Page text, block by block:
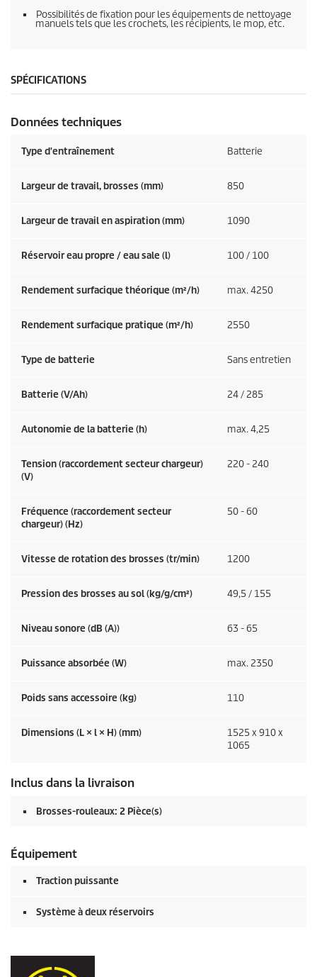
Possibilités de fixation pour les équipements de nettoyage
manuels tels que les crochets, les récipients, le mop, etc.
SPÉCIFICATIONS
Données techniques
Type d'entraînement Batterie
Largeur de travail, brosses (mm) 850
Largeur de travail en aspiration (mm) 1090
Réservoir eau propre / eau sale (l) 100 / 100
Rendement surfacique théorique (m²/h) max. 4250
Rendement surfacique pratique (m²/h) 2550
Type de batterie Sans entretien
Batterie (V/Ah) 24 / 285
Autonomie de la batterie (h) max. 4,25
Tension (raccordement secteur chargeur)
(V)
220 - 240
Fréquence (raccordement secteur
chargeur) (Hz)
50 - 60
Vitesse de rotation des brosses (tr/min) 1200
Pression des brosses au sol (kg/g/cm²) 49,5 / 155
Niveau sonore (dB (A)) 63 - 65
Puissance absorbée (W) max. 2350
Poids sans accessoire (kg) 110
Dimensions (L × l × H) (mm)
1525 x 910 x
1065
Inclus dans la livraison
Brosses-rouleaux: 2 Pièce(s)
Équipement
Traction puissante
Système à deux réservoirs